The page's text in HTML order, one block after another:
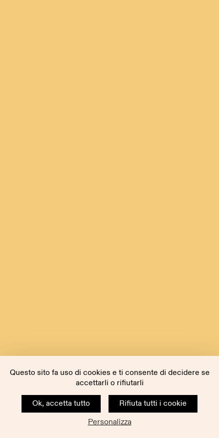
Questo sito fa uso di cookies e ti consente di decidere se
accettarli o rifiutarli
Ok, accetta tutto
Rifiuta tutti i cookie
Personalizza